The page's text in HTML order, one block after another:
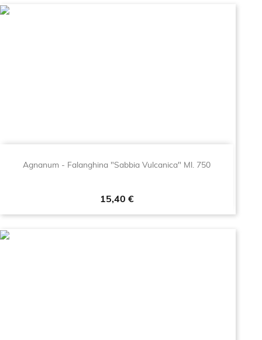
Agnanum - Falanghina "Sabbia Vulcanica" Ml. 750
Prezzo
15,40 €